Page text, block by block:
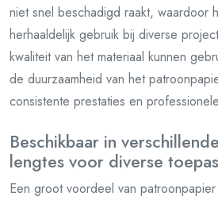
niet snel beschadigd raakt, waardoor
herhaaldelijk gebruik bij diverse
kwaliteit van het materiaal kunnen
de duurzaamheid van het
consistente prestaties en
Beschikbaar in
lengtes voor diverse
Een groot voordeel van